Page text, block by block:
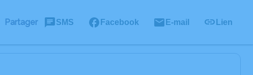
Partager SMS Facebook E-mail Lien